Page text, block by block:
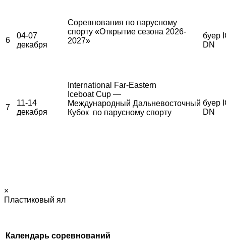
6
04-07
декабря
Соревнования по парусному
спорту «Открытие сезона 2026-
2027»
буер
DN
7
11-14
декабря
International Far-Eastern
Iceboat Cup —
Международный Дальневосточный
Кубок по парусному спорту
буер
DN
×
Пластиковый ял
Календарь соревнований